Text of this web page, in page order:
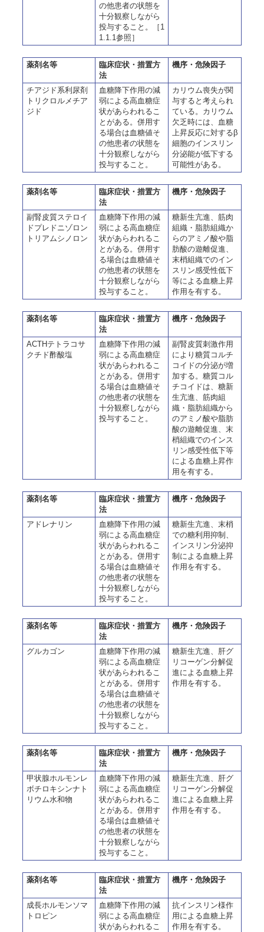
の他患者の状態を
十分観察しながら
投与すること。［1
1.1.1参照］
薬剤名等
臨床症状・措置方
法
機序・危険因子
チアジド系利尿剤
トリクロルメチア
ジド
血糖降下作用の減
弱による高血糖症
状があらわれるこ
とがある。併用す
る場合は血糖値そ
の他患者の状態を
十分観察しながら
投与すること。
カリウム喪失が関
与すると考えられ
ている。カリウム
欠乏時には、血糖
上昇反応に対するβ
細胞のインスリン
分泌能が低下する
可能性がある。
薬剤名等
臨床症状・措置方
法
機序・危険因子
副腎皮質ステロイ
ドプレドニゾロン
トリアムシノロン
血糖降下作用の減
弱による高血糖症
状があらわれるこ
とがある。併用す
る場合は血糖値そ
の他患者の状態を
十分観察しながら
投与すること。
糖新生亢進、筋肉
組織・脂肪組織か
らのアミノ酸や脂
肪酸の遊離促進、
末梢組織でのイン
スリン感受性低下
等による血糖上昇
作用を有する。
薬剤名等
臨床症状・措置方
法
機序・危険因子
ACTHテトラコサ
クチド酢酸塩
血糖降下作用の減
弱による高血糖症
状があらわれるこ
とがある。併用す
る場合は血糖値そ
の他患者の状態を
十分観察しながら
投与すること。
副腎皮質刺激作用
により糖質コルチ
コイドの分泌が増
加する。糖質コル
チコイドは、糖新
生亢進、筋肉組
織・脂肪組織から
のアミノ酸や脂肪
酸の遊離促進、末
梢組織でのインス
リン感受性低下等
による血糖上昇作
用を有する。
薬剤名等
臨床症状・措置方
法
機序・危険因子
アドレナリン
血糖降下作用の減
弱による高血糖症
状があらわれるこ
とがある。併用す
る場合は血糖値そ
の他患者の状態を
十分観察しながら
投与すること。
糖新生亢進、末梢
での糖利用抑制、
インスリン分泌抑
制による血糖上昇
作用を有する。
薬剤名等
臨床症状・措置方
法
機序・危険因子
グルカゴン
血糖降下作用の減
弱による高血糖症
状があらわれるこ
とがある。併用す
る場合は血糖値そ
の他患者の状態を
十分観察しながら
投与すること。
糖新生亢進、肝グ
リコーゲン分解促
進による血糖上昇
作用を有する。
薬剤名等
臨床症状・措置方
法
機序・危険因子
甲状腺ホルモンレ
ボチロキシンナト
リウム水和物
血糖降下作用の減
弱による高血糖症
状があらわれるこ
とがある。併用す
る場合は血糖値そ
の他患者の状態を
十分観察しながら
投与すること。
糖新生亢進、肝グ
リコーゲン分解促
進による血糖上昇
作用を有する。
薬剤名等
臨床症状・措置方
法
機序・危険因子
成長ホルモンソマ
トロピン
血糖降下作用の減
弱による高血糖症
状があらわれるこ
抗インスリン様作
用による血糖上昇
作用を有する。